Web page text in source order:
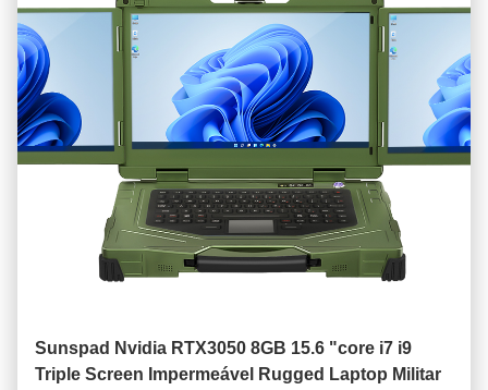
Sunspad Nvidia RTX3050 8GB 15.6 "core i7 i9
Triple Screen Impermeável Rugged Laptop Militar